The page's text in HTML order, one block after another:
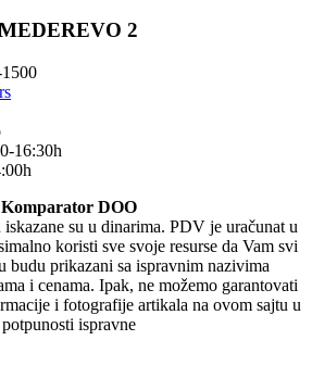
2
16:30h
Komparator DOO
iskazane su u dinarima. PDV je uračunat u
koristi sve svoje resurse da Vam svi
budu prikazani sa ispravnim nazivima
i cenama. Ipak, ne možemo garantovati
i fotografije artikala na ovom sajtu u
potpunosti ispravne